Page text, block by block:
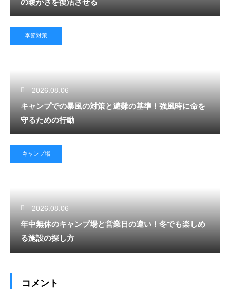
季節対策
2026.08.06
キャンプでの暴風の対策と避難の基準！強風時に命を
守るための行動
キャンプ場
2026.08.06
年中無休のキャンプ場と営業日の違い！冬でも楽しめ
る施設の探し方
コメント